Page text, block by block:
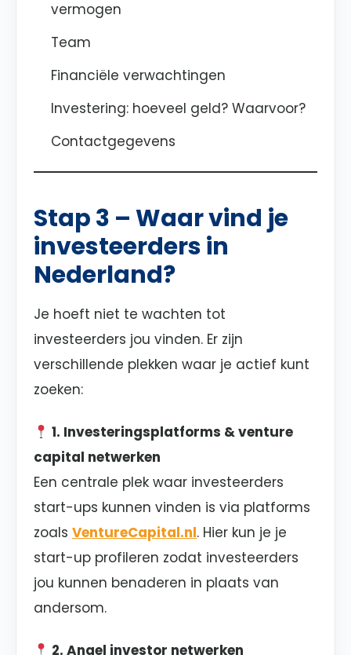
vermogen
Team
Financiële verwachtingen
Investering: hoeveel geld? Waarvoor?
Contactgegevens
Stap 3 – Waar vind je
investeerders in
Nederland?
Je hoeft niet te wachten tot
investeerders jou vinden. Er zijn
verschillende plekken waar je actief kunt
zoeken:
1. Investeringsplatforms & venture
capital netwerken
Een centrale plek waar investeerders
start-ups kunnen vinden is via platforms
zoals VentureCapital.nl. Hier kun je je
start-up profileren zodat investeerders
jou kunnen benaderen in plaats van
andersom.
2. Angel investor netwerken